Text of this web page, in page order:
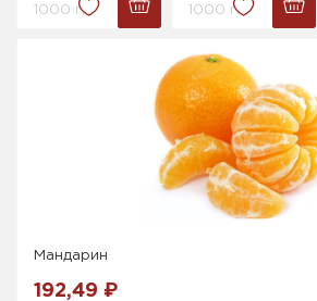
1000 г. 1000 г.
Мандарин
192,49 ₽